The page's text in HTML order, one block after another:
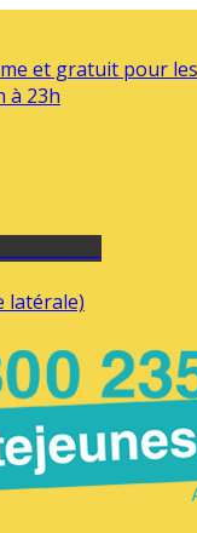
et gratuit pour
à 23h
latérale)